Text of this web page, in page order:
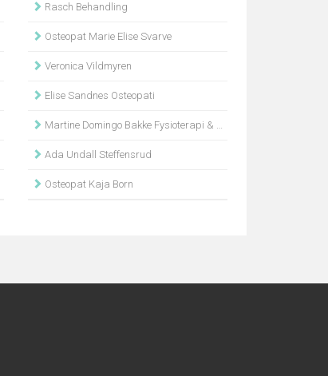
Rasch Behandling
Osteopat Marie Elise Svarve
Veronica Vildmyren
Elise Sandnes Osteopati
Martine Domingo Bakke Fysioterapi & Osteopati
Ada Undall Steffensrud
Osteopat Kaja Born